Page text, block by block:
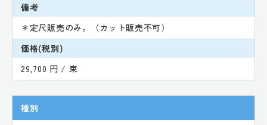
備考
＊定尺販売のみ。（カット販売不可）
価格(税別)
29,700 円 / 束
種別